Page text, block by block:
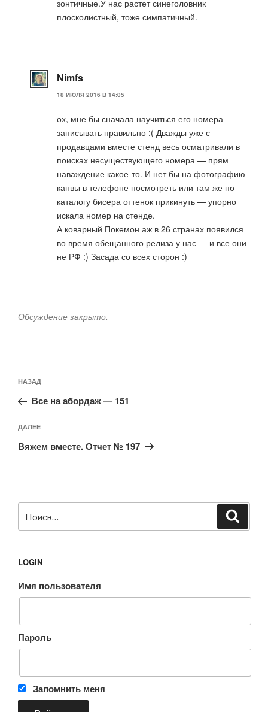
зонтичные.У нас растет синеголовник
плосколистный, тоже симпатичный.
Nimfs
18 ИЮЛЯ 2016 В 14:05
ох, мне бы сначала научиться его номера
записывать правильно :( Дважды уже с
продавцами вместе стенд весь осматривали в
поисках несуществующего номера — прям
наваждение какое-то. И нет бы на фотографию
канвы в телефоне посмотреть или там же по
каталогу бисера оттенок прикинуть — упорно
искала номер на стенде.
А коварный Покемон аж в 26 странах появился
во время обещанного релиза у нас — и все они
не РФ :) Засада со всех сторон :)
Обсуждение закрыто.
по
записям
Предыдущая
запись:
НАЗАД
Все на абордаж — 151
Следующая
запись
ДАЛЕЕ
Вяжем вместе. Отчет № 197
LOGIN
Имя пользователя
Пароль
Запомнить меня